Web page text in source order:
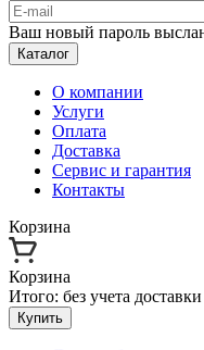
Ваш новый пароль
Каталог
О компании
Услуги
Оплата
Доставка
Сервис и гарантия
Контакты
Корзина
Корзина
Итого: без учета доставки
Купить